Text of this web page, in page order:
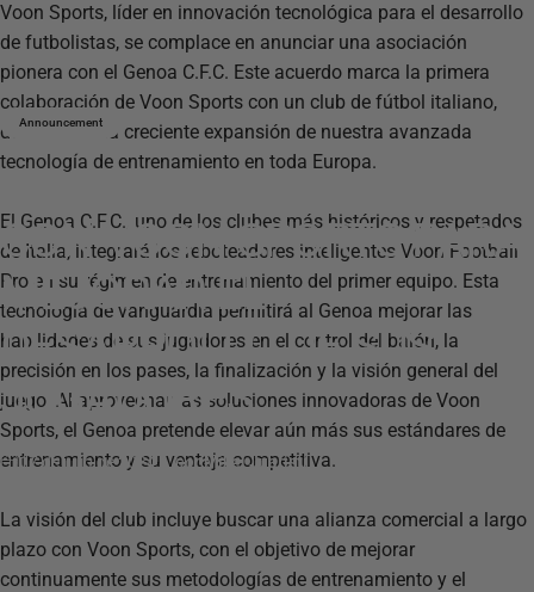
Announcement
GENOA
ASOCIA
CONVOONSPORTSPARA
MEJORAREL
DESARROLLO DESUS
JUGADORES
17 de julio de 2024 porMikel Juaristi
Voon Sports, líder en innovación tecnológica para el desarrollo
de futbolistas, se complace en anunciar una asociación
pionera con el Genoa C.F.C. Este acuerdo marca la primera
colaboración de Voon Sports con un club de fútbol italiano,
destacando la creciente expansión de nuestra avanzada
tecnología de entrenamiento en toda Europa.
El Genoa C.F.C., uno de los clubes más históricos y respetados
de Italia, integrará los reboteadores inteligentes Voon Football
Pro en su régimen de entrenamiento del primer equipo. Esta
tecnología de vanguardia permitirá al Genoa mejorar las
habilidades de sus jugadores en el control del balón, la
precisión en los pases, la finalización y la visión general del
juego. Al aprovechar las soluciones innovadoras de Voon
Sports, el Genoa pretende elevar aún más sus estándares de
entrenamiento y su ventaja competitiva.
La visión del club incluye buscar una alianza comercial a largo
plazo con Voon Sports, con el objetivo de mejorar
continuamente sus metodologías de entrenamiento y el